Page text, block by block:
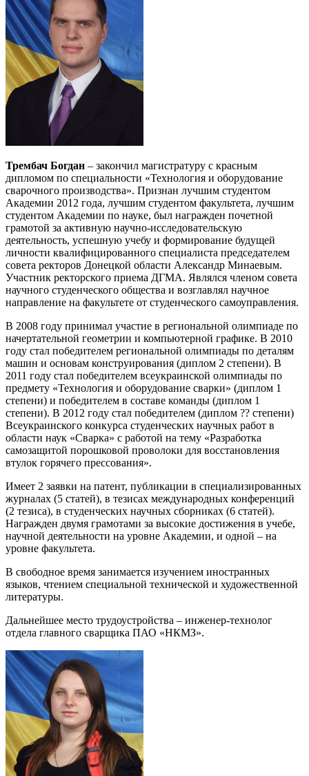
Трембач Богдан – закончил магистратуру с красным
дипломом по специальности «Технология и оборудование
сварочного производства». Признан лучшим студентом
Академии 2012 года, лучшим студентом факультета, лучшим
студентом Академии по науке, был награжден почетной
грамотой за активную научно-исследовательскую
деятельность, успешную учебу и формирование будущей
личности квалифицированного специалиста председателем
совета ректоров Донецкой области Александр Минаевым.
Участник ректорского приема ДГМА. Являлся членом совета
научного студенческого общества и возглавлял научное
направление на факультете от студенческого самоуправления.
В 2008 году принимал участие в региональной олимпиаде по
начертательной геометрии и компьютерной графике. В 2010
году стал победителем региональной олимпиады по деталям
машин и основам конструирования (диплом 2 степени). В
2011 году стал победителем всеукраинской олимпиады по
предмету «Технология и оборудование сварки» (диплом 1
степени) и победителем в составе команды (диплом 1
степени). В 2012 году стал победителем (диплом ?? степени)
Всеукраинского конкурса студенческих научных работ в
области наук «Сварка» с работой на тему «Разработка
самозащитой порошковой проволоки для восстановления
втулок горячего прессования».
Имеет 2 заявки на патент, публикации в специализированных
журналах (5 статей), в тезисах международных конференций
(2 тезиса), в студенческих научных сборниках (6 статей).
Награжден двумя грамотами за высокие достижения в учебе,
научной деятельности на уровне Академии, и одной – на
уровне факультета.
В свободное время занимается изучением иностранных
языков, чтением специальной технической и художественной
литературы.
Дальнейшее место трудоустройства – инженер-технолог
отдела главного сварщика ПАО «НКМЗ».